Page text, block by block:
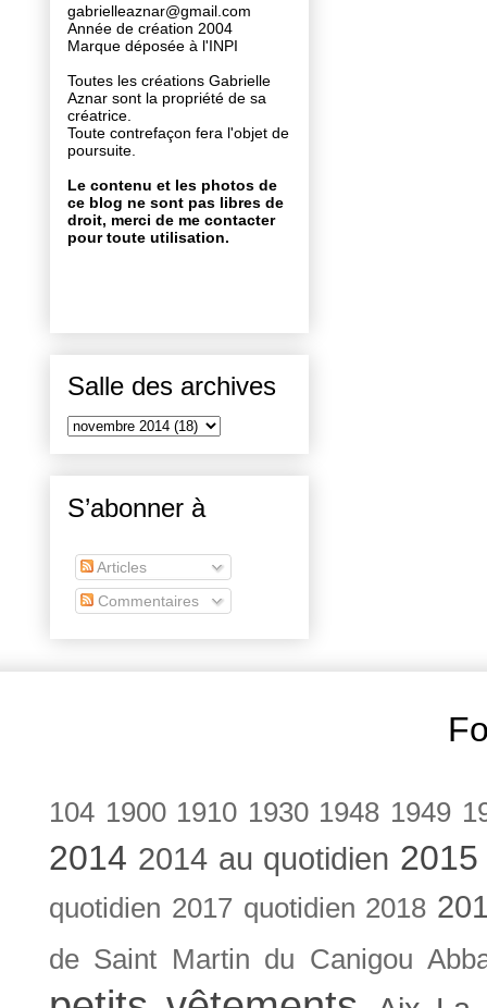
gabrielleaznar@gmail.com
Année de création 2004
Marque déposée à l'INPI
Toutes les créations Gabrielle
Aznar sont la propriété de sa
créatrice.
Toute contrefaçon fera l'objet de
poursuite.
Le contenu et les photos de
ce blog ne sont pas libres de
droit, merci de me contacter
pour toute utilisation.
Salle des archives
S’abonner à
Articles
Commentaires
104 1900 1910 1930 1948 1949
2014 2014 au quotidien
quotidien 2017 quotidien 2018
de Saint Martin du Canigou